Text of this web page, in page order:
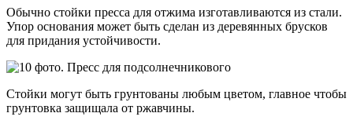
Обычно стойки пресса для отжима изготавливаются из стали.
Упор основания может быть сделан из деревянных брусков
для придания устойчивости.
Стойки могут быть грунтованы любым цветом, главное чтобы
грунтовка защищала от ржавчины.